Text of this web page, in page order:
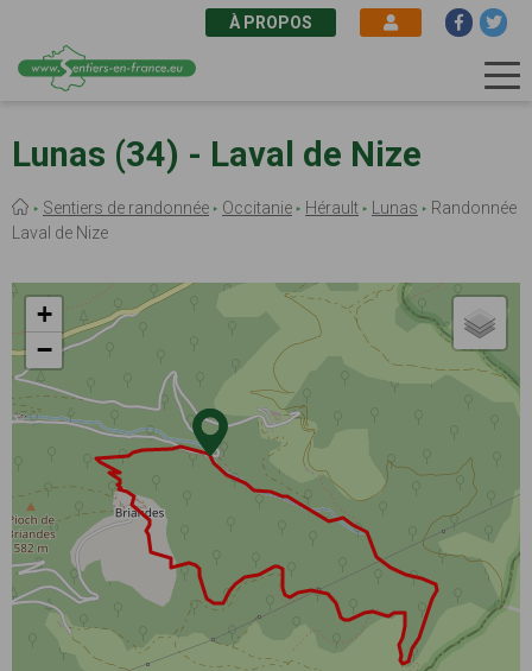
au
contenu
À PROPOS
Lunas (34) - Laval de Nize
Fil
d'Ariane
Sentiers de randonnée Occitanie Hérault Lunas
Randonnée
Laval de Nize
+
−